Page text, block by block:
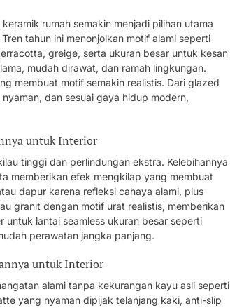
rumah semakin menjadi pilihan utama
tahun ini menonjolkan motif alami seperti
greige, serta ukuran besar untuk kesan
mudah dirawat, dan ramah lingkungan.
membuat motif semakin realistis. Dari glazed
dan sesuai gaya hidup modern,
untuk Interior
tinggi dan perlindungan ekstra. Kelebihannya
memberikan efek mengkilap yang membuat
dapur karena refleksi cahaya alami, plus
granit dengan motif urat realistis, memberikan
lantai seamless ukuran besar seperti
perawatan jangka panjang.
untuk Interior
alami tanpa kekurangan kayu asli seperti
yang nyaman dipijak telanjang kaki, anti-slip